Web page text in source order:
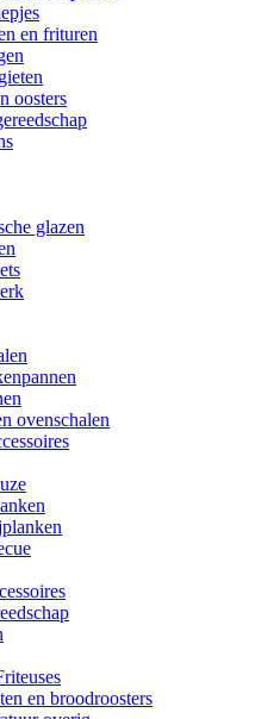
en frituren
oosters
glazen
ovenschalen
en broodroosters